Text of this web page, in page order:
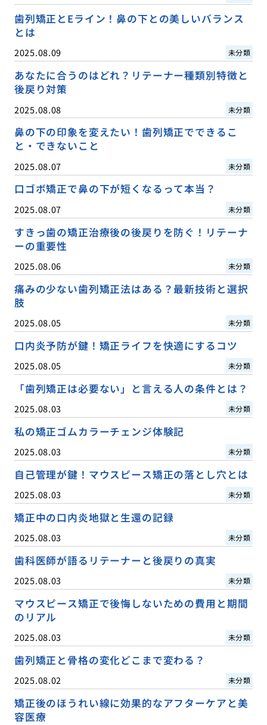
歯列矯正とEライン！鼻の下との美しいバランス
とは
2025.08.09 未分類
あなたに合うのはどれ？リテーナー種類別特徴と
後戻り対策
2025.08.08 未分類
鼻の下の印象を変えたい！歯列矯正でできるこ
と・できないこと
2025.08.07 未分類
口ゴボ矯正で鼻の下が短くなるって本当？
2025.08.07 未分類
すきっ歯の矯正治療後の後戻りを防ぐ！リテーナ
ーの重要性
2025.08.06 未分類
痛みの少ない歯列矯正法はある？最新技術と選択
肢
2025.08.05 未分類
口内炎予防が鍵！矯正ライフを快適にするコツ
2025.08.05 未分類
「歯列矯正は必要ない」と言える人の条件とは？
2025.08.03 未分類
私の矯正ゴムカラーチェンジ体験記
2025.08.03 未分類
自己管理が鍵！マウスピース矯正の落とし穴とは
2025.08.03 未分類
矯正中の口内炎地獄と生還の記録
2025.08.03 未分類
歯科医師が語るリテーナーと後戻りの真実
2025.08.03 未分類
マウスピース矯正で後悔しないための費用と期間
のリアル
2025.08.03 未分類
歯列矯正と骨格の変化どこまで変わる？
2025.08.02 未分類
矯正後のほうれい線に効果的なアフターケアと美
容医療